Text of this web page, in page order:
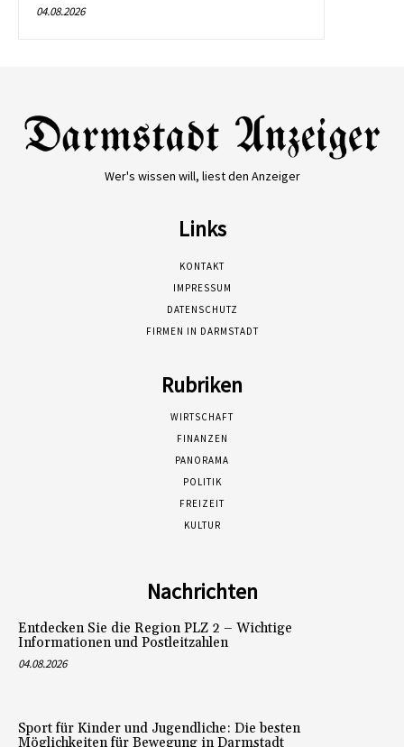
04.08.2026
Wer's wissen will, liest den Anzeiger
Links
KONTAKT
IMPRESSUM
DATENSCHUTZ
FIRMEN IN DARMSTADT
Rubriken
WIRTSCHAFT
FINANZEN
PANORAMA
POLITIK
FREIZEIT
KULTUR
Nachrichten
Entdecken Sie die Region PLZ 2 – Wichtige
Informationen und Postleitzahlen
04.08.2026
Sport für Kinder und Jugendliche: Die besten
Möglichkeiten für Bewegung in Darmstadt